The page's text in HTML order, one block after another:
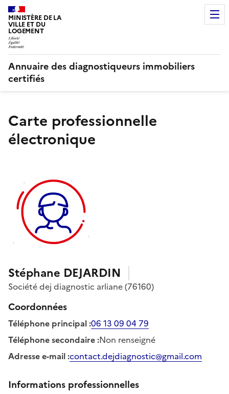
MINISTÈRE DE LA
VILLE ET DU
LOGEMENT
Annuaire des diagnostiqueurs immobiliers
certifiés
Carte professionnelle
électronique
Stéphane DEJARDIN
Sociétédej diagnostic arliane(76160)
Coordonnées
Téléphone principal:06 13 09 04 79
Téléphone secondaire:Non renseigné
Adresse e-mail:contact.dejdiagnostic@gmail.com
Informations professionnelles